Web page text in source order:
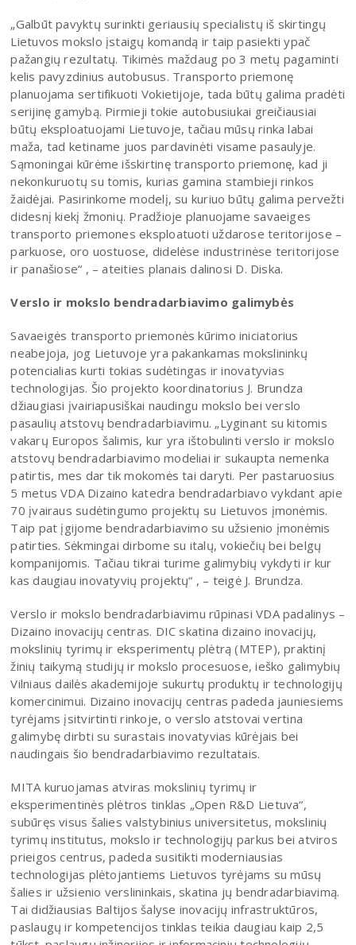
„Galbūt pavyktų surinkti geriausių specialistų iš skirtingų
Lietuvos mokslo įstaigų komandą ir taip pasiekti ypač
pažangių rezultatų. Tikimės maždaug po 3 metų pagaminti
kelis pavyzdinius autobusus. Transporto priemonę
planuojama sertifikuoti Vokietijoje, tada būtų galima pradėti
serijinę gamybą. Pirmieji tokie autobusiukai greičiausiai
būtų eksploatuojami Lietuvoje, tačiau mūsų rinka labai
maža, tad ketiname juos pardavinėti visame pasaulyje.
Sąmoningai kūrėme išskirtinę transporto priemonę, kad ji
nekonkuruotų su tomis, kurias gamina stambieji rinkos
žaidėjai. Pasirinkome modelį, su kuriuo būtų galima pervežti
didesnį kiekį žmonių. Pradžioje planuojame savaeiges
transporto priemones eksploatuoti uždarose teritorijose –
parkuose, oro uostuose, didelėse industrinėse teritorijose
ir panašiose“ , – ateities planais dalinosi D. Diska.
Verslo ir mokslo bendradarbiavimo galimybės
Savaeigės transporto priemonės kūrimo iniciatorius
neabejoja, jog Lietuvoje yra pakankamas mokslininkų
potencialias kurti tokias sudėtingas ir inovatyvias
technologijas. Šio projekto koordinatorius J. Brundza
džiaugiasi įvairiapusiškai naudingu mokslo bei verslo
pasaulių atstovų bendradarbiavimu. „Lyginant su kitomis
vakarų Europos šalimis, kur yra ištobulinti verslo ir mokslo
atstovų bendradarbiavimo modeliai ir sukaupta nemenka
patirtis, mes dar tik mokomės tai daryti. Per pastaruosius
5 metus VDA Dizaino katedra bendradarbiavo vykdant apie
70 įvairaus sudėtingumo projektų su Lietuvos įmonėmis.
Taip pat įgijome bendradarbiavimo su užsienio įmonėmis
patirties. Sėkmingai dirbome su italų, vokiečių bei belgų
kompanijomis. Tačiau tikrai turime galimybių vykdyti ir kur
kas daugiau inovatyvių projektų“ , – teigė J. Brundza.
Verslo ir mokslo bendradarbiavimu rūpinasi VDA padalinys –
Dizaino inovacijų centras. DIC skatina dizaino inovacijų,
mokslinių tyrimų ir eksperimentų plėtrą (MTEP), praktinį
žinių taikymą studijų ir mokslo procesuose, ieško galimybių
Vilniaus dailės akademijoje sukurtų produktų ir technologijų
komercinimui. Dizaino inovacijų centras padeda jauniesiems
tyrėjams įsitvirtinti rinkoje, o verslo atstovai vertina
galimybę dirbti su surastais inovatyvias kūrėjais bei
naudingais šio bendradarbiavimo rezultatais.
MITA kuruojamas atviras mokslinių tyrimų ir
eksperimentinės plėtros tinklas „Open R&D Lietuva“,
subūręs visus šalies valstybinius universitetus, mokslinių
tyrimų institutus, mokslo ir technologijų parkus bei atviros
prieigos centrus, padeda susitikti moderniausias
technologijas plėtojantiems Lietuvos tyrėjams su mūsų
šalies ir užsienio verslininkais, skatina jų bendradarbiavimą.
Tai didžiausias Baltijos šalyse inovacijų infrastruktūros,
paslaugų ir kompetencijos tinklas teikia daugiau kaip 2,5